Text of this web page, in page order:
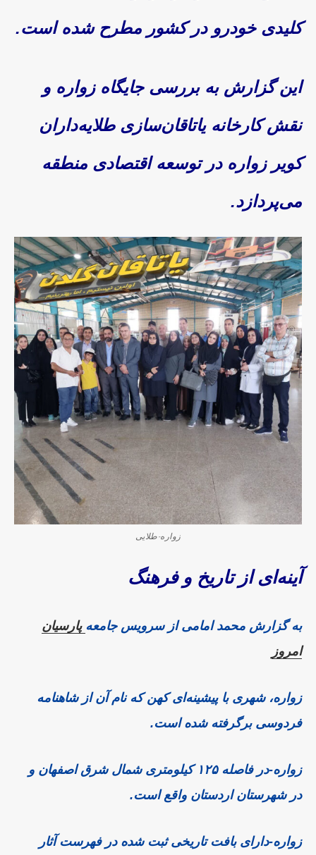
کلیدی خودرو در کشور مطرح شده است.
این گزارش به بررسی جایگاه زواره و
نقش کارخانه یاتاقان‌سازی طلایه‌داران
کویر زواره در توسعه اقتصادی منطقه
می‌پردازد.
زواره-طلایی
آینه‌ای از تاریخ و فرهنگ
به گزارش محمد امامی از سرویس جامعه پارسیان
امروز
زواره،شهری با پیشینه‌ای کهن که نام آن از شاهنامه
فردوسی برگرفته شده است.
زواره-در فاصله ۱۲۵ کیلومتری شمال شرق اصفهان و
در شهرستان اردستان واقع است.
زواره-دارای بافت تاریخی ثبت‌ شده در فهرست آثار